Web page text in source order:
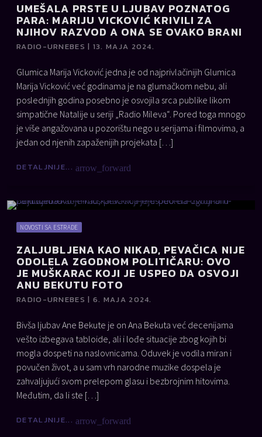
UMEŠALA PRSTE U LJUBAV POZNATOG
PARA: MARIJU VICKOVIĆ KRIVILI ZA
NJIHOV RAZVOD A ONA SE OVAKO BRANI
RADIO-URNEBES | 13. MAJA 2024.
Glumica Marija Vicković jedna je od najprivlačinijih Glumica
Marija Vicković već godinama je na glumačkom nebu, ali
poslednjih godina posebno je osvojila srca publike likom
simpatične Natalije u seriji „Radio Mileva“. Pored toga mnogo
je više angažovana u pozorištu nego u serijama i filmovima, a
jedan od njenih zapaženijih projekata […]
DETALJNIJE...arrow_forward
NOVOSTI SA ESTRADE
ZALJUBLJENA KAO NIKAD, PEVAČICA NIJE
ODOLELA ZGODNOM POLITIČARU: OVO
JE MUŠKARAC KOJI JE USPEO DA OSVOJI
ANU BEKUTU FOTO
RADIO-URNEBES | 6. MAJA 2024.
Bivša ljubav Ane Bekute je on Ana Bekuta već decenijama
vešto izbegava tabloide, ali i lođe situacije zbog kojih bi
mogla dospeti na naslovnicama. Oduvek je vodila miran i
povučen život, a u sam vrh narodne muzike dospela je
zahvaljujući svom prelepom glasu i bezbrojnim hitovima.
Međutim, da li ste […]
DETALJNIJE...arrow_forward